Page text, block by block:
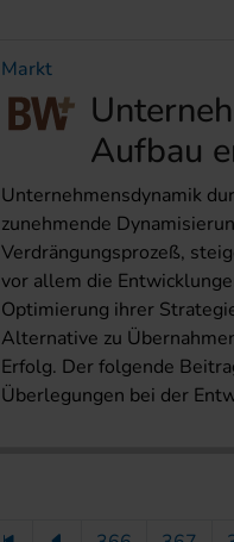
Markt
Aufbau
Unternehmensdynamik
zunehmende
Verdrängungsprozeß,
vor allem die
Optimierung ihrer
Alternative zu
Erfolg. Der folgende
Überlegungen bei der